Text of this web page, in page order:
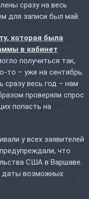
сразу на весь
для записи был май.
которая была
в кабинет
получиться так,
то – уже на сентябрь.
весь год – нам
проверяли спрос
попасть на
у всех заявителей
что
США в Варшаве.
даты возможных